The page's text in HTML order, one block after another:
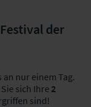
der
nur einem Tag.
sich Ihre 2
sind!